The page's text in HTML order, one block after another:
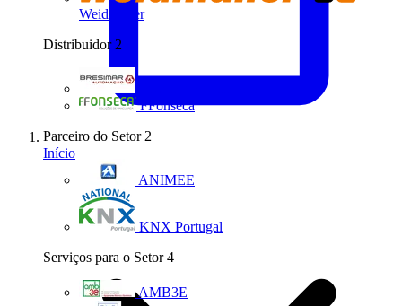
Weidmüller
Distribuidor 2
FFonseca
Parceiro do Setor 2
ANIMEE
KNX Portugal
Serviços para o Setor 4
AMB3E
Início